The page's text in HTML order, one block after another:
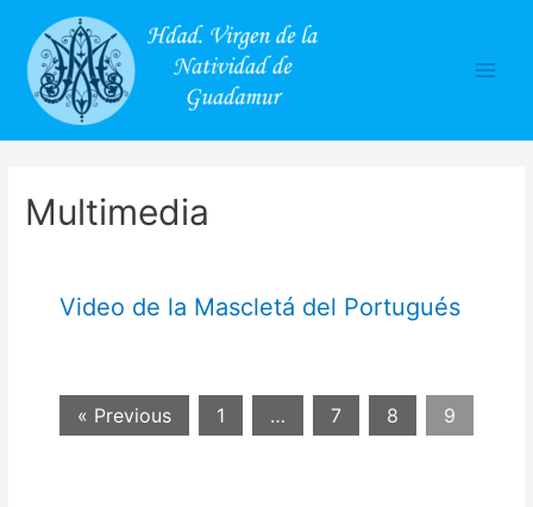
Multimedia
Video de la Mascletá del Portugués
« Previous 1 … 7 8 9